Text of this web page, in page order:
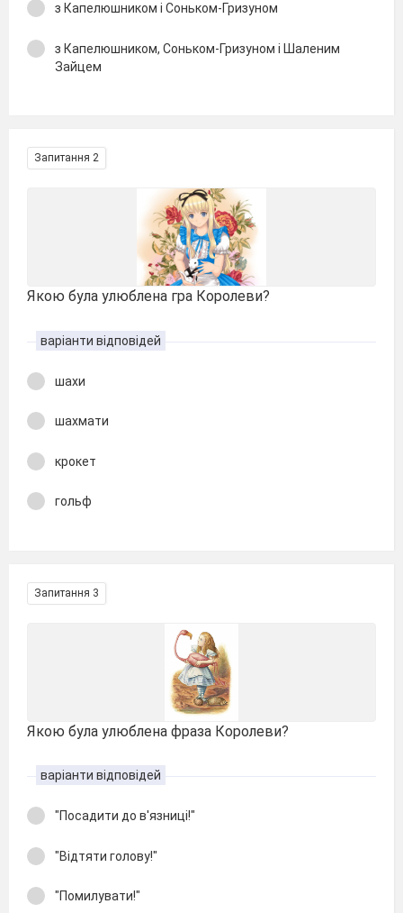
з Капелюшником і Соньком-Гризуном
з Капелюшником, Соньком-Гризуном і Шаленим
Зайцем
Запитання 2
Якою була улюблена гра Королеви?
варіанти відповідей
шахи
шахмати
крокет
гольф
Запитання 3
Якою була улюблена фраза Королеви?
варіанти відповідей
"Посадити до в'язниці!"
"Відтяти голову!"
"Помилувати!"